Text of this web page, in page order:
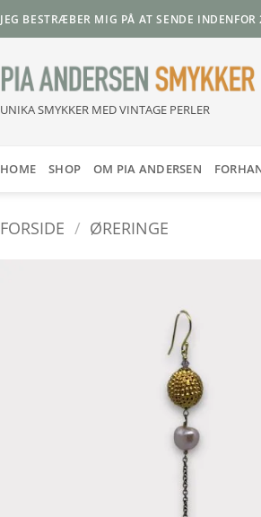
JEG BESTRÆBER MIG PÅ AT SENDE
UNIKA SMYKKER MED VINTAGE PERLER
HOME SHOP OM PIA ANDERSEN
FORSIDE / ØRERINGE